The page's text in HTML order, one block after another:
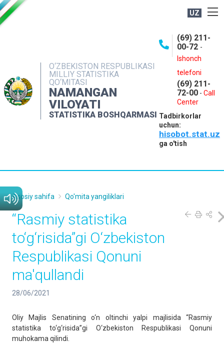
UZ
O‘ZBEKISTON RESPUBLIKASI
MILLIY STATISTIKA
QO‘MITASI
NAMANGAN
VILOYATI
STATISTIKA BOSHQARMASI
(69) 211-
00-72 -
Ishonch
telefoni
(69) 211-
72-00 - Call
Center
Tadbirkorlar
uchun:
hisobot.stat.uz
ga o'tish
NASHRLAR
INTERAKTIV XIZMATLAR
MATBUOT XIZMATI
MUROJAATLAR
Asosiy sahifa Qo'mita yangiliklari
“Rasmiy statistika
to‘g‘risida”gi O‘zbekiston
Respublikasi Qonuni
ma'qullandi
28/06/2021
Oliy Majlis Senatining o‘n oltinchi yalpi majlisida “Rasmiy
statistika to‘g‘risida”gi O‘zbekiston Respublikasi Qonuni
muhokama qilindi.